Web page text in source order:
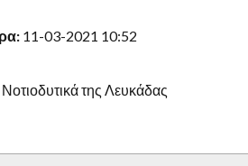
11-03-2021 10:52
της Λευκάδας